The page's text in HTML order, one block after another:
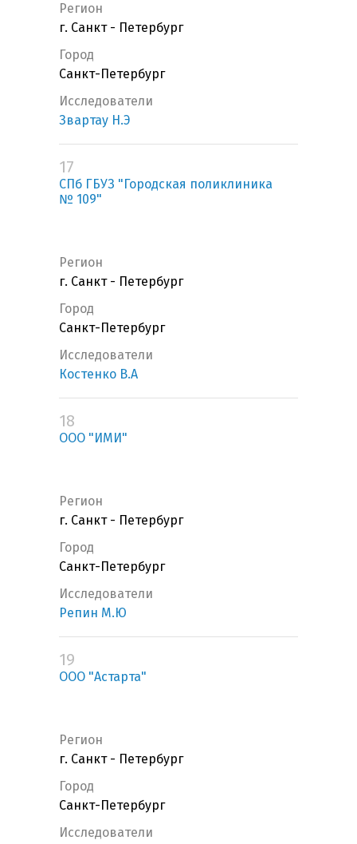
Регион
г. Санкт - Петербург
Город
Санкт-Петербург
Исследователи
Звартау Н.Э
17
СПб ГБУЗ "Городская поликлиника
№ 109"
Регион
г. Санкт - Петербург
Город
Санкт-Петербург
Исследователи
Костенко В.А
18
ООО "ИМИ"
Регион
г. Санкт - Петербург
Город
Санкт-Петербург
Исследователи
Репин М.Ю
19
ООО "Астарта"
Регион
г. Санкт - Петербург
Город
Санкт-Петербург
Исследователи